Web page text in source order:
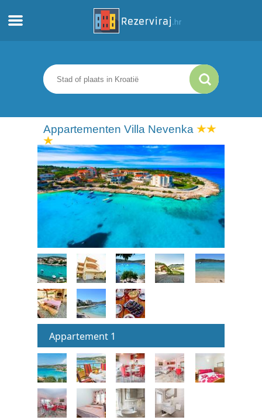
Appartementen
Toeristeninformatie
Stranden
webcams
Ontmoet Kroatië
Appartementen Villa Nevenka
Appartement 1